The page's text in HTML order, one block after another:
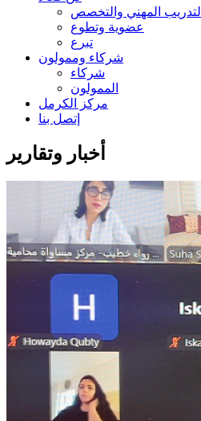
التدريب المهني والتخصص
عضوية وتطوع
تبرع
شركاء وممولون
شركاء
الممولون
مركز الكرمل
إتصل بنا
أخبار وتقارير